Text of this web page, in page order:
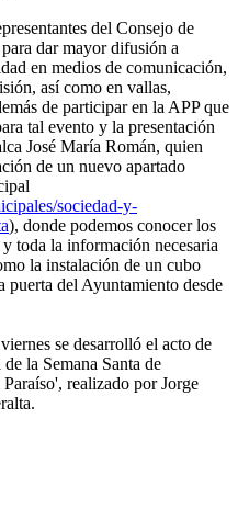
del Consejo de
dar mayor difusión a
en medios de comunicación,
así como en vallas,
de participar en la APP que
tal evento y la presentación
José María Román, quien
de un nuevo apartado
sociedad-y-
), donde podemos conocer los
toda la información necesaria
la instalación de un cubo
del Ayuntamiento desde
se desarrolló el acto de
la Semana Santa de
realizado por Jorge